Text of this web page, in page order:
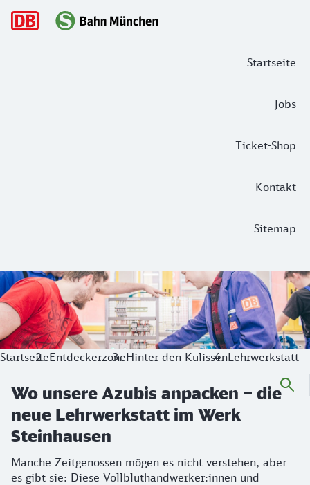
Startseite
Jobs
Ticket-Shop
Kontakt
Sitemap
Hauptnavigation
Wo unsere Azubis anpacken – die
Manche Zeitgenossen mögen es nicht verstehen, aber es
StartseiteEntdeckerzoneHinter den KulissenLehrwerkstatt
Wo unsere Azubis anpacken – die
neue Lehrwerkstatt im Werk
Steinhausen
Manche Zeitgenossen mögen es nicht verstehen, aber
es gibt sie: Diese Vollbluthandwerker:innen und